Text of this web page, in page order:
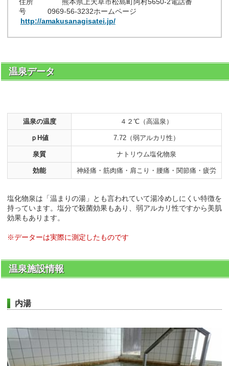
住所 熊本県上天草市松島町阿村5650-2電話番
号 0969-56-3232ホームページ
http://amakusanagisatei.jp/
温泉データ
温泉の温度 ４２℃（高温泉）
ｐH値 7.72（弱アルカリ性）
泉質 ナトリウム塩化物泉
効能 神経痛・筋肉痛・肩こり・腰痛・関節痛・疲労
塩化物泉は「温まりの湯」とも言われていて湯冷めしにくい特徴を
持っています。塩分で殺菌効果もあり、弱アルカリ性ですから美肌
効果もあります。
※データーは実際に測定したものです
温泉施設情報
内湯